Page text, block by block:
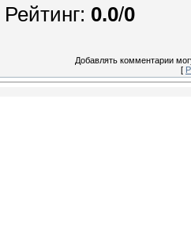
Рейтинг: 0.0/0
Добавлять комментарии
[